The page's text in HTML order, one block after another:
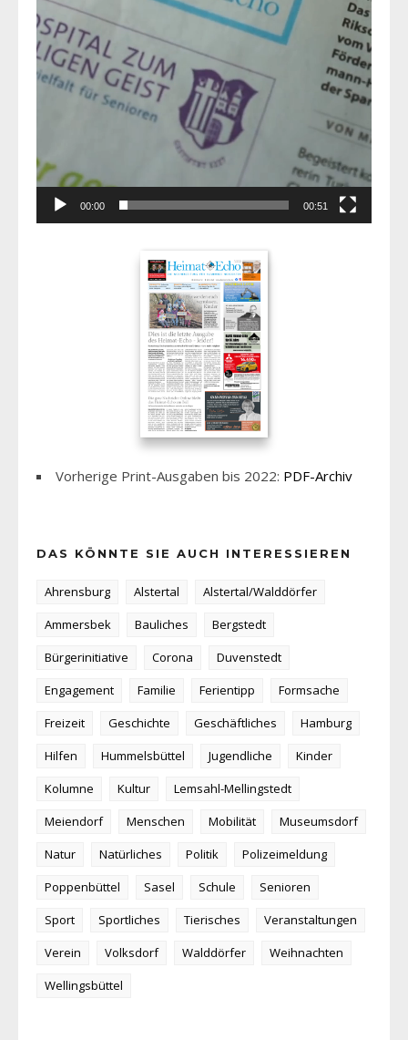
00:00 00:51
Vorherige Print-Ausgaben bis 2022: PDF-Archiv
DAS KÖNNTE SIE AUCH INTERESSIEREN
Ahrensburg Alstertal
Alstertal/Walddörfer
Ammersbek
Bauliches
Bergstedt
Bürgerinitiative
Corona
Duvenstedt
Engagement
Familie Ferientipp
Formsache
Freizeit
Geschichte Geschäftliches
Hamburg
Hilfen
Hummelsbüttel Jugendliche
Kinder
Kolumne
Kultur
Lemsahl-Mellingstedt
Meiendorf
Menschen Mobilität
Museumsdorf
Natur
Natürliches Politik
Polizeimeldung
Poppenbüttel
Sasel Schule
Senioren
Sport
Sportliches Tierisches
Veranstaltungen
Verein
Volksdorf Walddörfer
Weihnachten
Wellingsbüttel